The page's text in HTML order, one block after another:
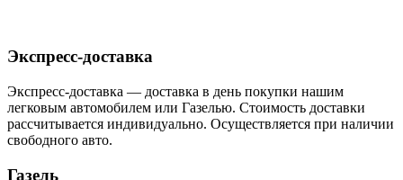
Экспресс-доставка
Экспресс-доставка — доставка в день покупки нашим
легковым автомобилем или Газелью. Стоимость доставки
рассчитывается индивидуально. Осуществляется при наличии
свободного авто.
Газель